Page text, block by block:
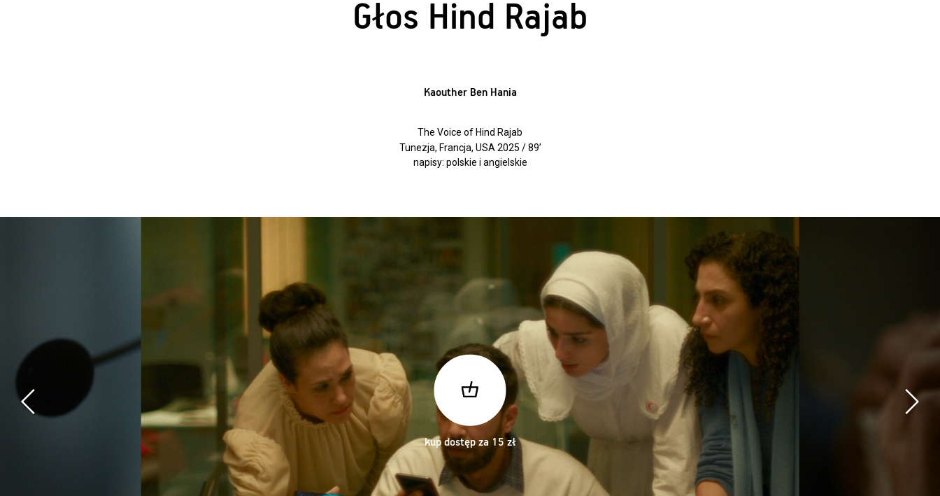
Głos Hind Rajab
Kaouther Ben Hania
The Voice of Hind Rajab
Tunezja, Francja, USA 2025 / 89’
napisy: polskie i angielskie
kup dostęp za 15 zł